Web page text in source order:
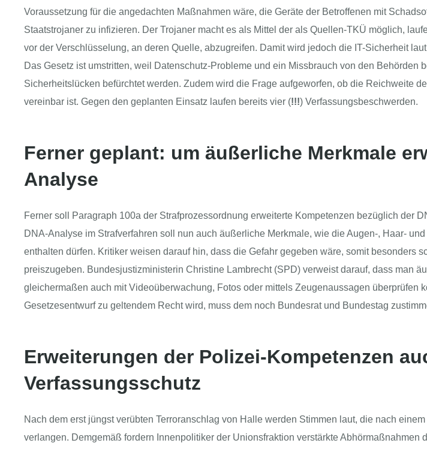
Voraussetzung für die angedachten Maßnahmen wäre, die Geräte der Betroffenen mit
Staatstrojaner zu infizieren. Der Trojaner macht es als Mittel der als Quellen-TKÜ möglich,
vor der Verschlüsselung, an deren Quelle, abzugreifen. Damit wird jedoch die IT-Sicherheit
Das Gesetz ist umstritten, weil Datenschutz-Probleme und ein Missbrauch von den Behörden
Sicherheitslücken befürchtet werden. Zudem wird die Frage aufgeworfen, ob die Reichweite
vereinbar ist. Gegen den geplanten Einsatz laufen bereits vier (!!!) Verfassungsbeschwerden.
Ferner geplant: um äußerliche Merkmale
Analyse
Ferner soll Paragraph 100a der Strafprozessordnung erweiterte Kompetenzen bezüglich der
DNA-Analyse im Strafverfahren soll nun auch äußerliche Merkmale, wie die Augen-, Haar-
enthalten dürfen. Kritiker weisen darauf hin, dass die Gefahr gegeben wäre, somit besonders
preiszugeben. Bundesjustizministerin Christine Lambrecht (SPD) verweist darauf, dass man
gleichermaßen auch mit Videoüberwachung, Fotos oder mittels Zeugenaussagen überprüfen
Gesetzesentwurf zu geltendem Recht wird, muss dem noch Bundesrat und Bundestag
Erweiterungen der Polizei-Kompetenzen
Verfassungsschutz
Nach dem erst jüngst verübten Terroranschlag von Halle werden Stimmen laut, die nach
verlangen. Demgemäß fordern Innenpolitiker der Unionsfraktion verstärkte Abhörmaßnahmen